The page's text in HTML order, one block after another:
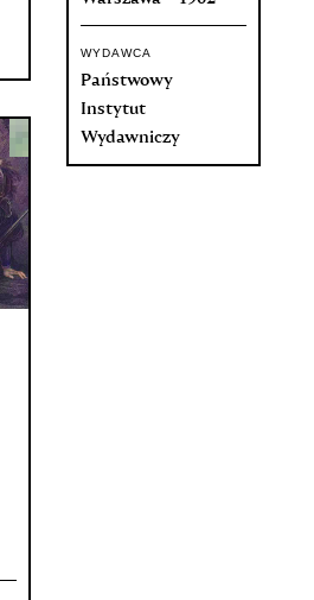
WYDAWCA
Państwowy
Instytut
Wydawniczy